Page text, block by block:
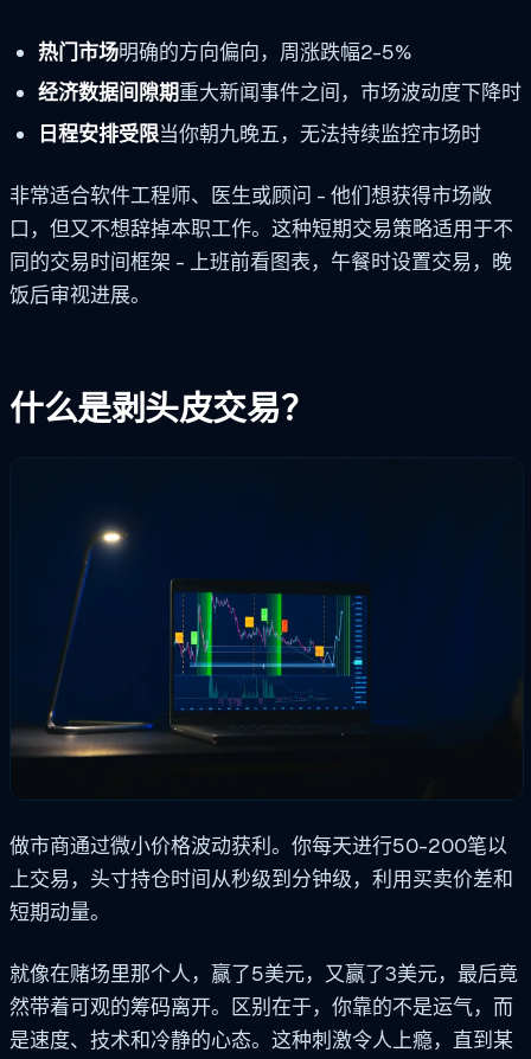
热门市场明确的方向偏向，周涨跌幅2-5%
经济数据间隙期重大新闻事件之间，市场波动度下降时
日程安排受限当你朝九晚五，无法持续监控市场时
非常适合软件工程师、医生或顾问 - 他们想获得市场敞
口，但又不想辞掉本职工作。这种短期交易策略适用于不
同的交易时间框架 - 上班前看图表，午餐时设置交易，晚
饭后审视进展。
什么是剥头皮交易？
做市商通过微小价格波动获利。你每天进行50-200笔以
上交易，头寸持仓时间从秒级到分钟级，利用买卖价差和
短期动量。
就像在赌场里那个人，赢了5美元，又赢了3美元，最后竟
然带着可观的筹码离开。区别在于，你靠的不是运气，而
是速度、技术和冷静的心态。这种刺激令人上瘾，直到某